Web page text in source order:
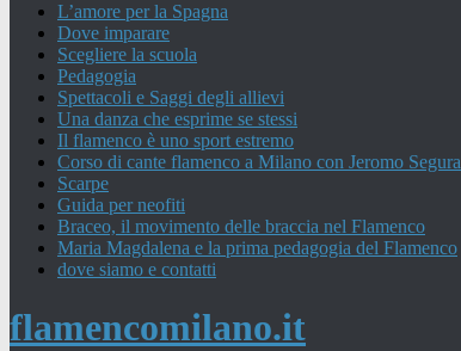
L’amore per la Spagna
Dove imparare
Scegliere la scuola
Pedagogia
Spettacoli e Saggi degli allievi
Una danza che esprime se stessi
Il flamenco è uno sport estremo
Corso di cante flamenco a Milano con Jeromo Segura
Scarpe
Guida per neofiti
Braceo, il movimento delle braccia nel Flamenco
Maria Magdalena e la prima pedagogia del Flamenco
dove siamo e contatti
flamencomilano.it